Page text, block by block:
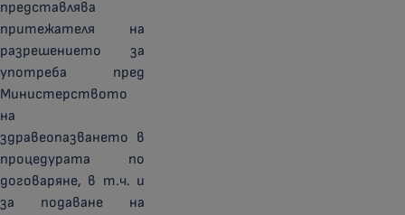
представлява
притежателя на
разрешението за
употреба пред
Министерството
на
здравеопазването в
процедурата по
договаряне, в т.ч. и
за подаване на